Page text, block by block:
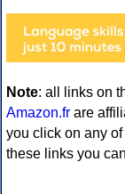
Note: all links on
Amazon.fr are
you click on any
these links you